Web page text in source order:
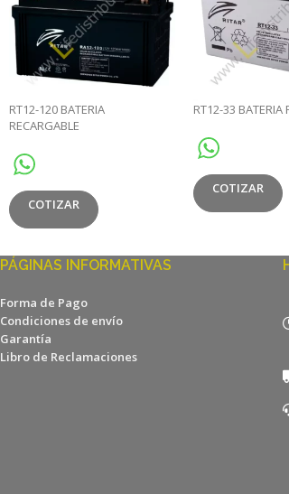
RT12-120 BATERIA
RECARGABLE
COTIZAR
RT12-33 BATERIA
COTIZAR
PÁGINAS INFORMATIVAS
Forma de Pago
Condiciones de envío
Garantía
Libro de Reclamaciones